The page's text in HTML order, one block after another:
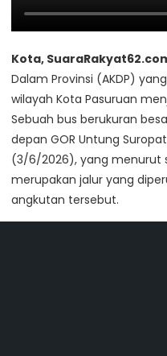
Kota,
Dalam Provinsi (AKDP)
wilayah Kota Pasuruan
Sebuah bus berukuran
depan GOR Untung
(3/6/2026), yang menurut
merupakan jalur yang
angkutan tersebut.